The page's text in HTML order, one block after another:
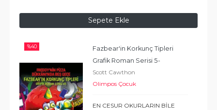
Sepete Ekle
HİKÂYEDEN OLUŞAN BU
KOLEKSİYONUELLERİNDEN
Bazı sırların gizli...Devamı
%40
Fazbear'in Korkunç Tipleri
Grafik Roman Serisi 5-
Freddy'nin Pizza Dükkanı'nda
Beş Gece
Scott Cawthon
Olimpos Çocuk
EN CESUR OKURLARIN BİLE